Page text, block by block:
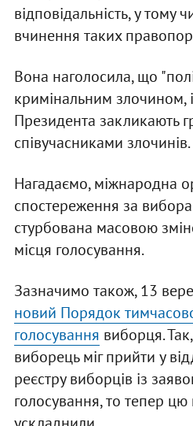
відповідальність, у тому
вчинення таких
Вона наголосила, що
кримінальним злочином,
Президента закликають
співучасниками злочинів.
Нагадаємо, міжнародна
спостереження за
стурбована масовою
місця голосування.
Зазначимо також, 13
новий Порядок
голосування виборця.
виборець міг прийти у
реєстру виборців із
голосування, то тепер